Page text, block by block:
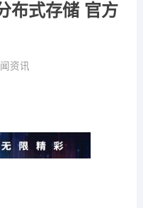
布式存储 官方
资讯